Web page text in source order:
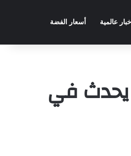
أخبار عالمية أسعار الفضة
يحدث في